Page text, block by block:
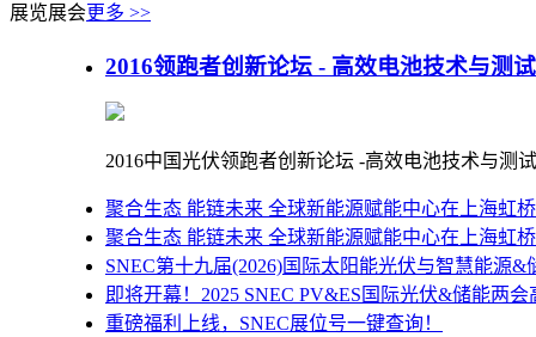
展览展会更多 >>
2016领跑者创新论坛 - 高效电池技术与测
2016中国光伏领跑者创新论坛 -高效电池技术与测
聚合生态 能链未来 全球新能源赋能中心在上海虹
聚合生态 能链未来 全球新能源赋能中心在上海虹
SNEC第十九届(2026)国际太阳能光伏与智慧能源
即将开幕！2025 SNEC PV&ES国际光伏&储能两会
重磅福利上线，SNEC展位号一键查询！